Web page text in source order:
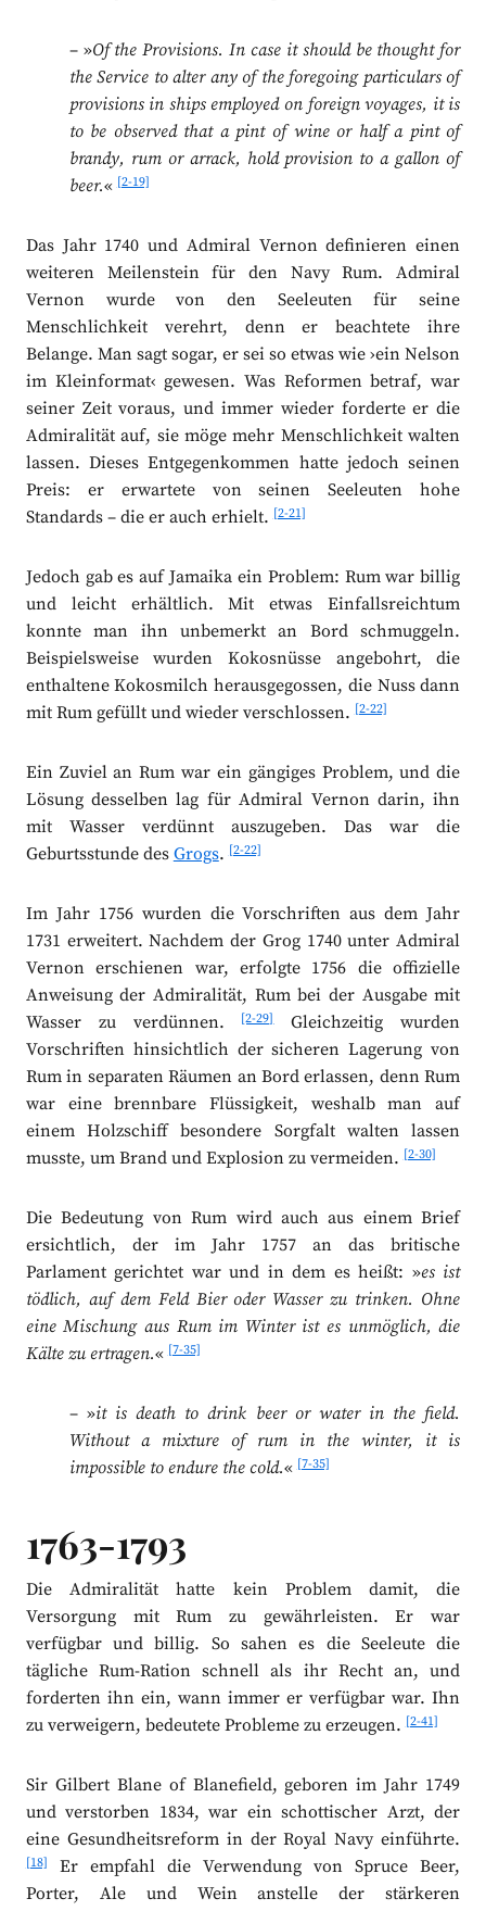
– »Of the Provisions. In case it should be thought for
the Service to alter any of the foregoing particulars of
provisions in ships employed on foreign voyages, it is
to be observed that a pint of wine or half a pint of
brandy, rum or arrack, hold provision to a gallon of
beer.«[2-19]
Das Jahr 1740 und Admiral Vernon definieren einen
weiteren Meilenstein für den Navy Rum. Admiral
Vernon wurde von den Seeleuten für seine
Menschlichkeit verehrt, denn er beachtete ihre
Belange. Man sagt sogar, er sei so etwas wie ›ein Nelson
im Kleinformat‹ gewesen. Was Reformen betraf, war
seiner Zeit voraus, und immer wieder forderte er die
Admiralität auf, sie möge mehr Menschlichkeit walten
lassen. Dieses Entgegenkommen hatte jedoch seinen
Preis: er erwartete von seinen Seeleuten hohe
Standards – die er auch erhielt.[2-21]
Jedoch gab es auf Jamaika ein Problem: Rum war billig
und leicht erhältlich. Mit etwas Einfallsreichtum
konnte man ihn unbemerkt an Bord schmuggeln.
Beispielsweise wurden Kokosnüsse angebohrt, die
enthaltene Kokosmilch herausgegossen, die Nuss dann
mit Rum gefüllt und wieder verschlossen.[2-22]
Ein Zuviel an Rum war ein gängiges Problem, und die
Lösung desselben lag für Admiral Vernon darin, ihn
mit Wasser verdünnt auszugeben. Das war die
Geburtsstunde des Grogs.[2-22]
Im Jahr 1756 wurden die Vorschriften aus dem Jahr
1731 erweitert. Nachdem der Grog 1740 unter Admiral
Vernon erschienen war, erfolgte 1756 die offizielle
Anweisung der Admiralität, Rum bei der Ausgabe mit
Wasser zu verdünnen.
[2-29]Gleichzeitig wurden
Vorschriften hinsichtlich der sicheren Lagerung von
Rum in separaten Räumen an Bord erlassen, denn Rum
war eine brennbare Flüssigkeit, weshalb man auf
einem Holzschiff besondere Sorgfalt walten lassen
musste, um Brand und Explosion zu vermeiden.[2-30]
Die Bedeutung von Rum wird auch aus einem Brief
ersichtlich, der im Jahr 1757 an das britische
Parlament gerichtet war und in dem es heißt: »es ist
tödlich, auf dem Feld Bier oder Wasser zu trinken. Ohne
eine Mischung aus Rum im Winter ist es unmöglich, die
Kälte zu ertragen.«[7-35]
– »it is death to drink beer or water in the field.
Without a mixture of rum in the winter, it is
impossible to endure the cold.«[7-35]
1763-1793
Die Admiralität hatte kein Problem damit, die
Versorgung mit Rum zu gewährleisten. Er war
verfügbar und billig. So sahen es die Seeleute die
tägliche Rum-Ration schnell als ihr Recht an, und
forderten ihn ein, wann immer er verfügbar war. Ihn
zu verweigern, bedeutete Probleme zu erzeugen.[2-41]
Sir Gilbert Blane of Blanefield, geboren im Jahr 1749
und verstorben 1834, war ein schottischer Arzt, der
eine Gesundheitsreform in der Royal Navy einführte.
[18]
Er empfahl die Verwendung von Spruce Beer,
Porter, Ale und Wein anstelle der stärkeren